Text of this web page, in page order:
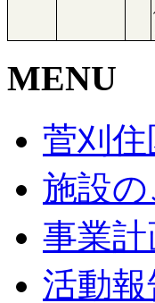
MENU
菅刈
施設
事業計
活動